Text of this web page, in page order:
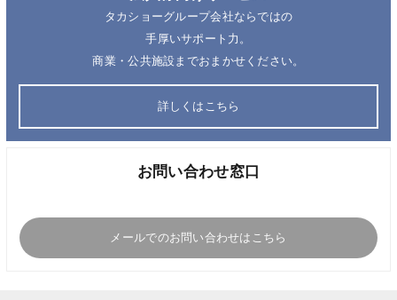
タカショーグループ会社ならではの
手厚いサポート力。
商業・公共施設までおまかせください。
詳しくはこちら
お問い合わせ窓口
メールでのお問い合わせはこちら